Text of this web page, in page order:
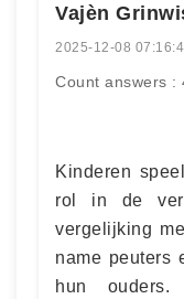
Vajèn
2025-12-08
Count answers :
Kinderen
rol in de
vergelijking
name peuters
hun ouders.